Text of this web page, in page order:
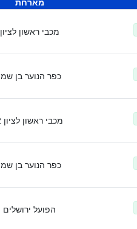
מארחת
מכבי ראשון לציון
כפר הנוער בן
מכבי ראשון לציון 2
כפר הנוער בן
הפועל ירושלים